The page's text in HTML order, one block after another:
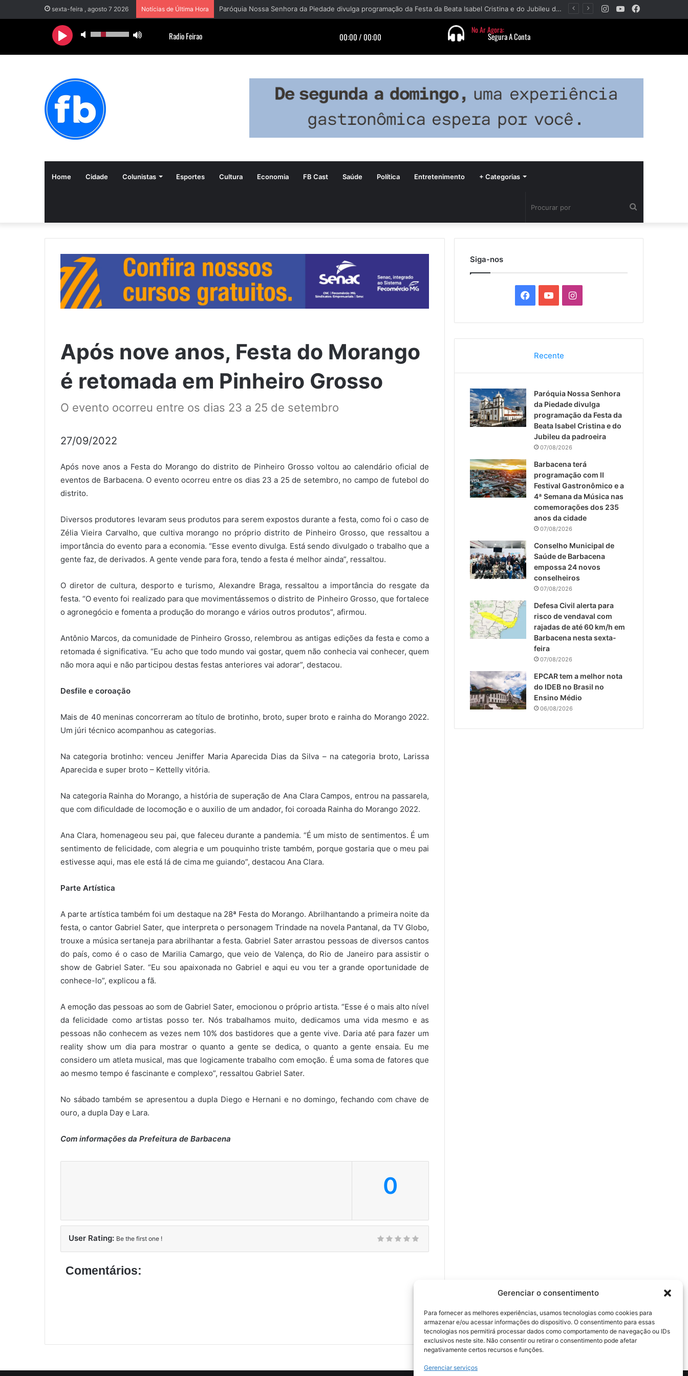
Gerenciar o consentimento
Para fornecer as melhores experiências, usamos tecnologias como cookies para
armazenar e/ou acessar informações do dispositivo. O consentimento para essas
tecnologias nos permitirá processar dados como comportamento de navegação ou IDs
exclusivos neste site. Não consentir ou retirar o consentimento pode afetar
negativamente certos recursos e funções.
Gerenciar serviços
sexta-feira , agosto 7 2026 Notícias de Última Hora Paróquia Nossa Senhora da Piedade divulga programação da Festa da Beata Isabel Cristina e do Jubileu da padroeira YouTube
Instagram
Home Cidade Colunistas Esportes Cultura Economia FB Cast Saúde Política Entretenimento + Categorias
por
Após nove anos, Festa do Morango
é retomada em Pinheiro Grosso
O evento ocorreu entre os dias 23 a 25 de setembro
27/09/2022
Após nove anos a Festa do Morango do distrito de Pinheiro Grosso voltou ao calendário oficial de
eventos de Barbacena. O evento ocorreu entre os dias 23 a 25 de setembro, no campo de futebol do
distrito.
Diversos produtores levaram seus produtos para serem expostos durante a festa, como foi o caso de
Zélia Vieira Carvalho, que cultiva morango no próprio distrito de Pinheiro Grosso, que ressaltou a
importância do evento para a economia. “Esse evento divulga. Está sendo divulgado o trabalho que a
gente faz, de derivados. A gente vende para fora, tendo a festa é melhor ainda”, ressaltou.
O diretor de cultura, desporto e turismo, Alexandre Braga, ressaltou a importância do resgate da
festa. “O evento foi realizado para que movimentássemos o distrito de Pinheiro Grosso, que fortalece
o agronegócio e fomenta a produção do morango e vários outros produtos”, afirmou.
Antônio Marcos, da comunidade de Pinheiro Grosso, relembrou as antigas edições da festa e como a
retomada é significativa. “Eu acho que todo mundo vai gostar, quem não conhecia vai conhecer, quem
não mora aqui e não participou destas festas anteriores vai adorar”, destacou.
Desfile e coroação
Mais de 40 meninas concorreram ao título de brotinho, broto, super broto e rainha do Morango 2022.
Um júri técnico acompanhou as categorias.
Na categoria brotinho: venceu Jeniffer Maria Aparecida Dias da Silva – na categoria broto, Larissa
Aparecida e super broto – Kettelly vitória.
Na categoria Rainha do Morango, a história de superação de Ana Clara Campos, entrou na passarela,
que com dificuldade de locomoção e o auxilio de um andador, foi coroada Rainha do Morango 2022.
Ana Clara, homenageou seu pai, que faleceu durante a pandemia. “É um misto de sentimentos. É um
sentimento de felicidade, com alegria e um pouquinho triste também, porque gostaria que o meu pai
estivesse aqui, mas ele está lá de cima me guiando”, destacou Ana Clara.
Parte Artística
A parte artística também foi um destaque na 28ª Festa do Morango. Abrilhantando a primeira noite da
festa, o cantor Gabriel Sater, que interpreta o personagem Trindade na novela Pantanal, da TV Globo,
trouxe a música sertaneja para abrilhantar a festa. Gabriel Sater arrastou pessoas de diversos cantos
do país, como é o caso de Marilia Camargo, que veio de Valença, do Rio de Janeiro para assistir o
show de Gabriel Sater. “Eu sou apaixonada no Gabriel e aqui eu vou ter a grande oportunidade de
conhece-lo”, explicou a fã.
A emoção das pessoas ao som de Gabriel Sater, emocionou o próprio artista. “Esse é o mais alto nível
da felicidade como artistas posso ter. Nós trabalhamos muito, dedicamos uma vida mesmo e as
pessoas não conhecem as vezes nem 10% dos bastidores que a gente vive. Daria até para fazer um
reality show um dia para mostrar o quanto a gente se dedica, o quanto a gente ensaia. Eu me
considero um atleta musical, mas que logicamente trabalho com emoção. É uma soma de fatores que
ao mesmo tempo é fascinante e complexo”, ressaltou Gabriel Sater.
No sábado também se apresentou a dupla Diego e Hernani e no domingo, fechando com chave de
ouro, a dupla Day e Lara.
Com informações da Prefeitura de Barbacena
0
User Rating: Be the first one !
Comentários:
Siga-nos
c
e
b
o
o
k
u
T
u
b
e
I
s
a
g
r
a
Recente
Paróquia Nossa Senhora
da Piedade divulga
programação da Festa da
Beata Isabel Cristina e do
Jubileu da padroeira
07/08/2026
Barbacena terá
programação com II
Festival Gastronômico e a
4ª Semana da Música nas
comemorações dos 235
anos da cidade
07/08/2026
Conselho Municipal de
Saúde de Barbacena
empossa 24 novos
conselheiros
07/08/2026
Defesa Civil alerta para
risco de vendaval com
rajadas de até 60 km/h em
Barbacena nesta sexta-
feira
07/08/2026
EPCAR tem a melhor nota
do IDEB no Brasil no
Ensino Médio
06/08/2026